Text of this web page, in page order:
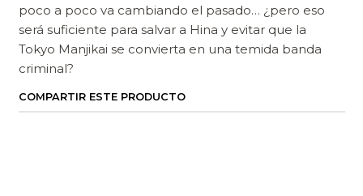
poco a poco va cambiando el pasado… ¿pero eso
será suficiente para salvar a Hina y evitar que la
Tokyo Manjikai se convierta en una temida banda
criminal?
COMPARTIR ESTE PRODUCTO